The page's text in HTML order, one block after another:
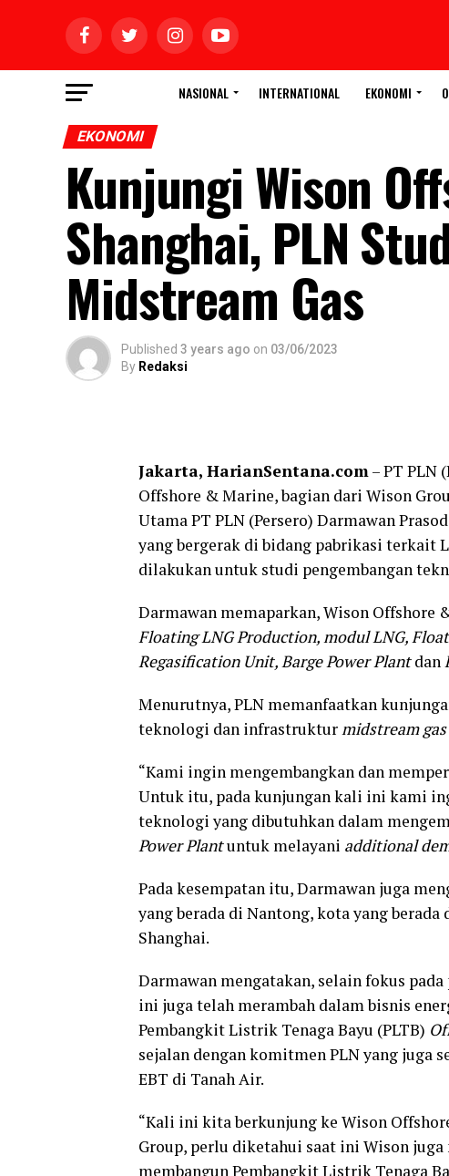
NASIONAL INTERNATIONAL EKONOMI
EKONOMI
Kunjungi Wison
Shanghai, PLN
Midstream Gas
Published 3 years ago on 03/06/2023
By Redaksi
Jakarta, HarianSentana.com– PT PLN
Offshore & Marine, bagian dari Wison
Utama PT PLN (Persero) Darmawan
yang bergerak di bidang pabrikasi terkait
dilakukan untuk studi pengembangan
Darmawan memaparkan, Wison Offshore
Floating LNG Production, modul LNG,
Regasification Unit, Barge Power Plantdan
Menurutnya, PLN memanfaatkan
teknologi dan infrastrukturmidstream gas
“Kami ingin mengembangkan dan
Untuk itu, pada kunjungan kali ini kami
teknologi yang dibutuhkan dalam
Power Plantuntuk melayani additional
Pada kesempatan itu, Darmawan juga
yang berada di Nantong, kota yang
Shanghai.
Darmawan mengatakan, selain fokus pada
ini juga telah merambah dalam bisnis
Pembangkit Listrik Tenaga Bayu (PLTB)
sejalan dengan komitmen PLN yang juga
EBT di Tanah Air.
“Kali ini kita berkunjung ke Wison
Group, perlu diketahui saat ini Wison
membangun Pembangkit Listrik Tenaga